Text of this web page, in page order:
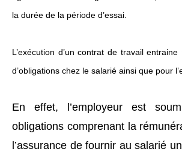
la durée de la période d’essai.
L’exécution d’un contrat de travail
d’obligations chez le salarié ainsi que pour
En effet, l’employeur est
obligations comprenant la
l’assurance de fournir au salarié